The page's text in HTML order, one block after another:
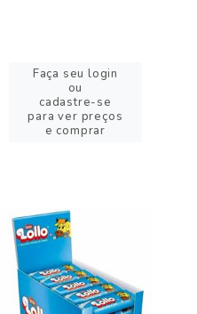
Faça seu login
ou
cadastre-se
para ver preços
e comprar